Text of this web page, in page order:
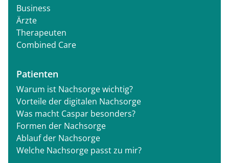
Business
Ärzte
Therapeuten
Combined Care
Patienten
Warum ist Nachsorge wichtig?
Vorteile der digitalen Nachsorge
Was macht Caspar besonders?
Formen der Nachsorge
Ablauf der Nachsorge
Welche Nachsorge passt zu mir?